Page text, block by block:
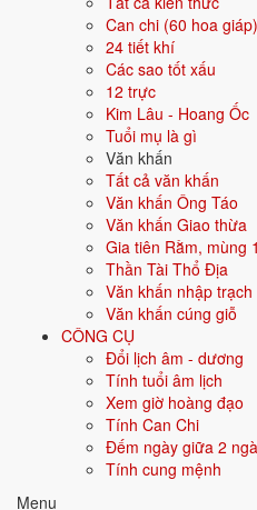
Can chi (60 hoa giáp)
24 tiết khí
Các sao tốt xấu
12 trực
Kim Lâu - Hoang Ốc
Tuổi mụ là gì
Văn khấn
Tất cả văn khấn
Văn khấn Ông Táo
Văn khấn Giao thừa
Gia tiên Rằm, mùng 1
Thần Tài Thổ Địa
Văn khấn nhập trạch
Văn khấn cúng giỗ
CÔNG CỤ
Đổi lịch âm - dương
Tính tuổi âm lịch
Xem giờ hoàng đạo
Tính Can Chi
Đếm ngày giữa 2
Tính cung mệnh
Menu
vật gì?
Mâm cúng thôi nôi giống đầy
12 chén chè nhỏ và 1 chén
Gà luộc, hoa quả, trầu cau,
Mâm đồ bốc: sách vở, bút,
nghiệp thu nhỏ.
Bài văn khấn
Bài khấn thôi nôi dùng chung cho
đúng tên và giới tính.
Bản đầy đủ (cổ truyền)
Nam mô A Di Đà Phật! (3 lần)
Con kính lạy Đệ nhất Thiên tỷ đại
Con kính lạy Đệ nhị Thiên đế đại tiên